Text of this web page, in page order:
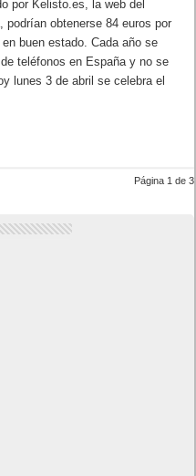
por Kelisto.es, la web del
podrían obtenerse 84 euros por
buen estado. Cada año se
teléfonos en España y no se
lunes 3 de abril se celebra el
Página 1 de 3